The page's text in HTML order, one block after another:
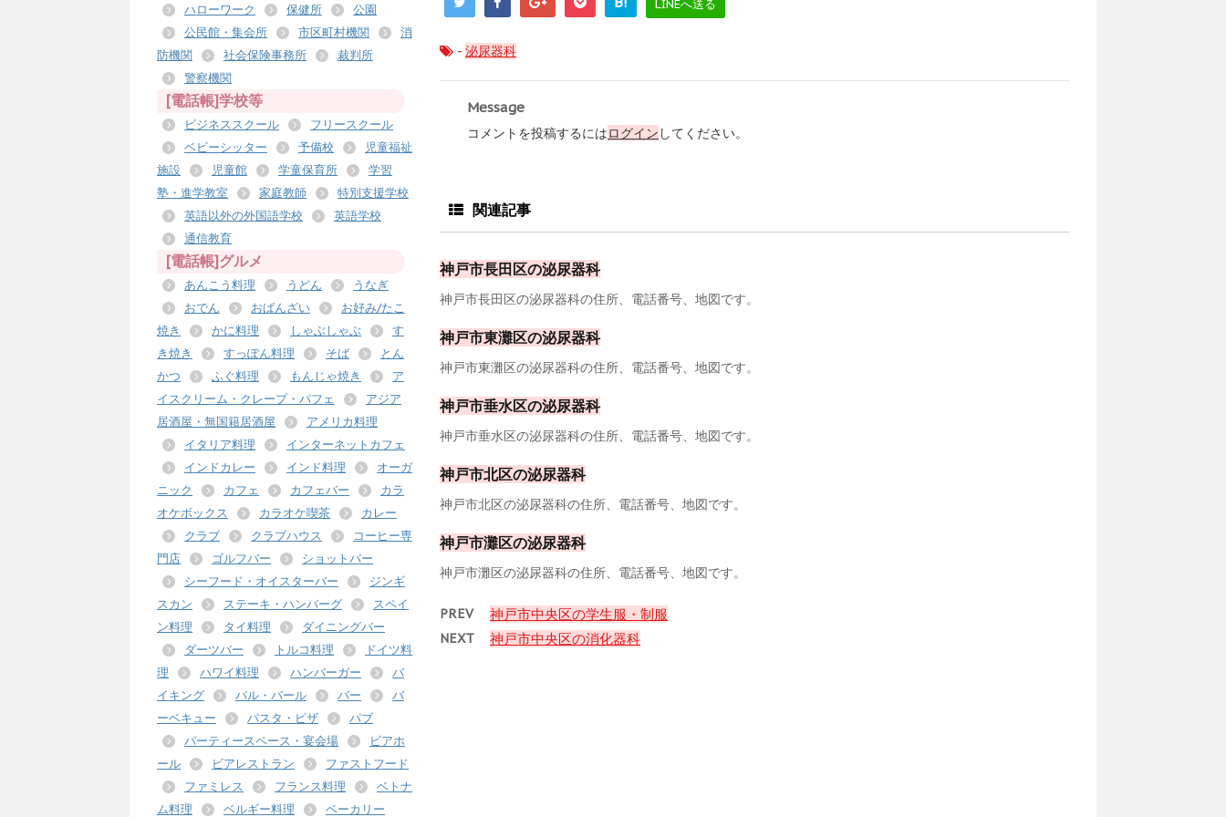
LINEへ送る
- 泌尿器科
Message
コメントを投稿するにはログイン してください。
関連記事
神戸市長田区の泌尿器科
神戸市長田区の泌尿器科の住所、電話番号、地図です。
神戸市東灘区の泌尿器科
神戸市東灘区の泌尿器科の住所、電話番号、地図です。
神戸市垂水区の泌尿器科
神戸市垂水区の泌尿器科の住所、電話番号、地図です。
神戸市北区の泌尿器科
神戸市北区の泌尿器科の住所、電話番号、地図です。
神戸市灘区の泌尿器科
神戸市灘区の泌尿器科の住所、電話番号、地図です。
PREV 神戸市中央区の学生服・制服
NEXT 神戸市中央区の消化器科
ハローワーク 保健所
公園
公民館・集会所
市区町村機関
消
防機関
社会保険事務所
裁判所
警察機関
[電話帳]学校等
ビジネススクール
フリースクール
ベビーシッター
予備校
児童福祉
施設
児童館 学童保育所
学習
塾・進学教室
家庭教師
特別支援学校
英語以外の外国語学校
英語学校
通信教育
[電話帳]グルメ
あんこう料理 うどん
うなぎ
おでん
おばんざい
お好み/たこ
焼き
かに料理 しゃぶしゃぶ
す
き焼き
すっぽん料理 そば
とん
かつ
ふぐ料理 もんじゃ焼き
ア
イスクリーム・クレープ・パフェ
アジア
居酒屋・無国籍居酒屋
アメリカ料理
イタリア料理
インターネットカフェ
インドカレー
インド料理
オーガ
ニック
カフェ カフェバー
カラ
オケボックス
カラオケ喫茶
カレー
クラブ
クラブハウス
コーヒー専
門店
ゴルフバー
ショットバー
シーフード・オイスターバー
ジンギ
スカン
ステーキ・ハンバーグ
スペイ
ン料理
タイ料理
ダイニングバー
ダーツバー
トルコ料理
ドイツ料
理
ハワイ料理 ハンバーガー
バ
イキング
バル・バール バー
バ
ーベキュー
パスタ・ピザ
パブ
パーティースペース・宴会場
ビアホ
ール
ビアレストラン
ファストフード
ファミレス
フランス料理
ベトナ
ム料理
ベルギー料理
ベーカリー